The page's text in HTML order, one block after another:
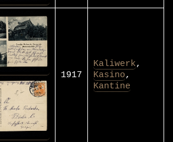
1917
Kaliwerk,
Kasino,
Kantine